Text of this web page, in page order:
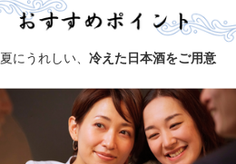
夏にうれしい、 冷えた日本酒をご用意